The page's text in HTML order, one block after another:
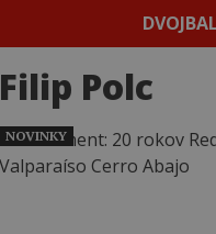
Filip Polc
NOVINKY